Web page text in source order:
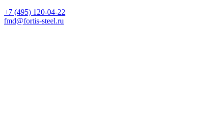
+7 (495) 120-04-22
fmd@fortis-steel.ru